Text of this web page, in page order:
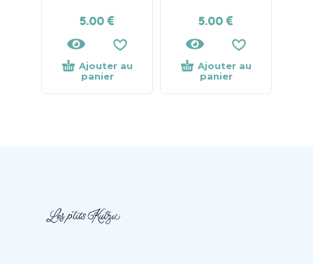
5.00€
Ajouter au
panier
5.00€
Ajouter au
panier